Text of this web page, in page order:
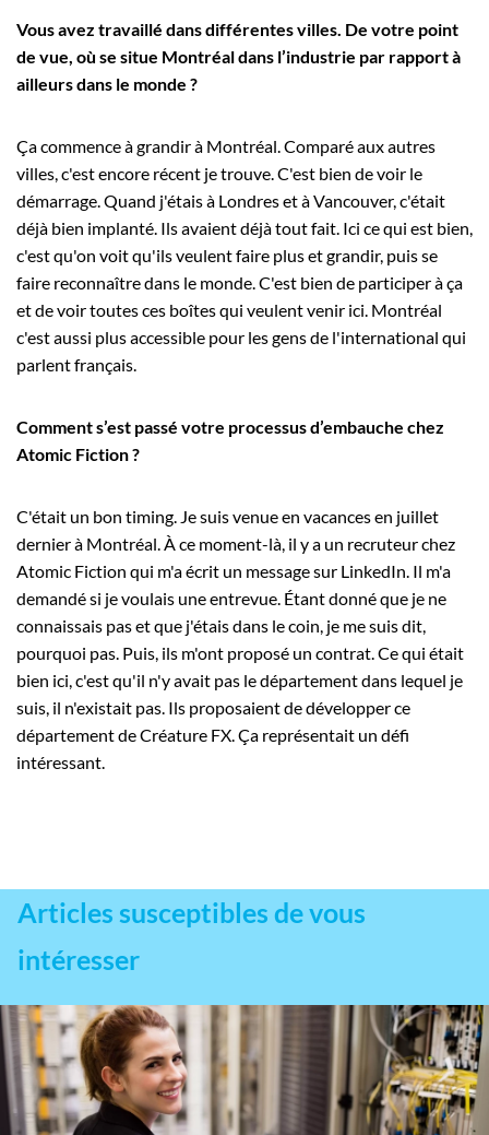
Vous avez travaillé dans différentes villes. De votre point
de vue, où se situe Montréal dans l’industrie par rapport à
ailleurs dans le monde ?
Ça commence à grandir à Montréal. Comparé aux autres
villes, c'est encore récent je trouve. C'est bien de voir le
démarrage. Quand j'étais à Londres et à Vancouver, c'était
déjà bien implanté. Ils avaient déjà tout fait. Ici ce qui est bien,
c'est qu'on voit qu'ils veulent faire plus et grandir, puis se
faire reconnaître dans le monde. C'est bien de participer à ça
et de voir toutes ces boîtes qui veulent venir ici. Montréal
c'est aussi plus accessible pour les gens de l'international qui
parlent français.
Comment s’est passé votre processus d’embauche chez
Atomic Fiction ?
C'était un bon timing. Je suis venue en vacances en juillet
dernier à Montréal. À ce moment-là, il y a un recruteur chez
Atomic Fiction qui m'a écrit un message sur LinkedIn. Il m'a
demandé si je voulais une entrevue. Étant donné que je ne
connaissais pas et que j'étais dans le coin, je me suis dit,
pourquoi pas. Puis, ils m'ont proposé un contrat. Ce qui était
bien ici, c'est qu'il n'y avait pas le département dans lequel je
suis, il n'existait pas. Ils proposaient de développer ce
département de Créature FX. Ça représentait un défi
intéressant.
Articles susceptibles de vous
intéresser